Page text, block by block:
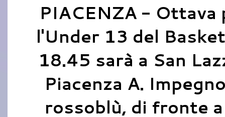
PIACENZA -
l'Under 13 del
18.45 sarà a San
Piacenza A.
rossoblù, di fronte